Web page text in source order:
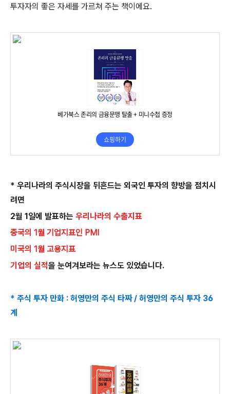
투자자의 좋은 자세를 가르쳐 주는 책이에요.
* 우리나라의 주식시장을 뒤흔드는 외국인 투자의 향방을 점치시
려면
2월 1일에 발표하는 우리나라의 수출지표
중국의 1월 기업지표인 PMI
미국의 1월 고용지표
기업의 실적을 눈여겨보라는 뉴스도 있었습니다.
* 주식 투자 만화 : 허영만의 주식 타짜 / 허영만의 주식 투자 36
계